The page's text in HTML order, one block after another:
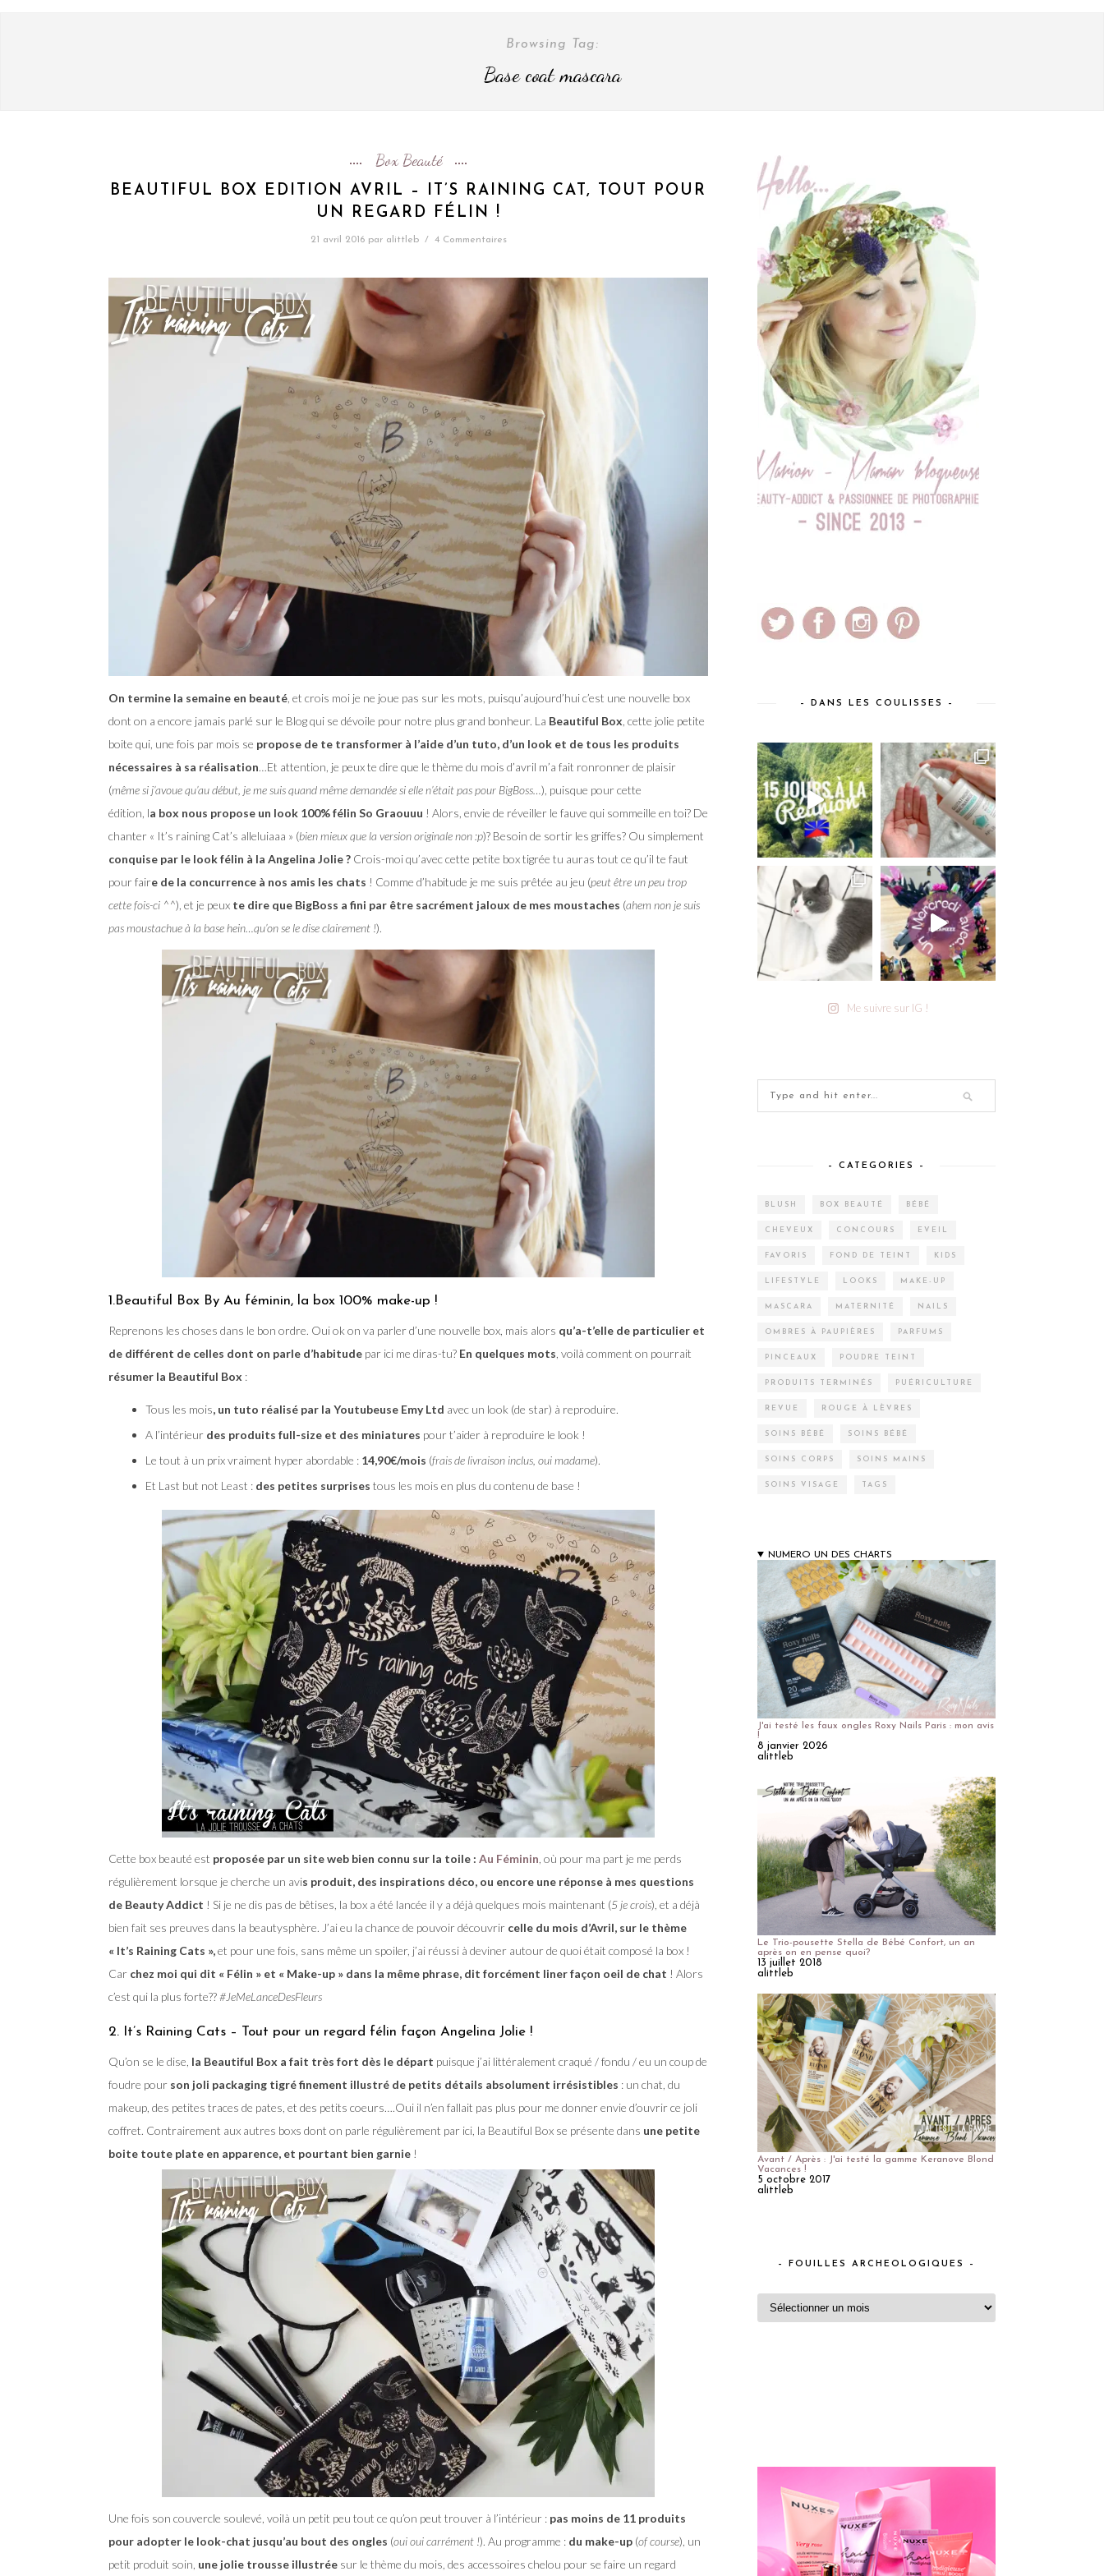
Browsing Tag:
Base coat mascara
Box Beauté
BEAUTIFUL BOX EDITION AVRIL – IT’S RAINING CAT, TOUT POUR
UN REGARD FÉLIN !
21 avril 2016 par alittleb / 4 Commentaires
On termine la semaine en beauté , et crois moi je ne joue pas sur les mots, puisqu’aujourd’hui c’est une nouvelle box
dont on a encore jamais parlé sur le Blog qui se dévoile pour notre plus grand bonheur. La Beautiful Box , cette jolie petite
boite qui, une fois par mois se propose de te transformer à l’aide d’un tuto, d’un look et de tous les produits
nécessaires à sa réalisation…Et attention, je peux te dire que le thème du mois d’avril m’a fait ronronner de plaisir
(même si j’avoue qu’au début, je me suis quand même demandée si elle n’était pas pour BigBoss…), puisque pour cette
édition, la box nous propose un look 100% félin So Graouuu ! Alors, envie de réveiller le fauve qui sommeille en toi? De
chanter « It’s raining Cat’s alleluiaaa » (bien mieux que la version originale non :p)? Besoin de sortir les griffes? Ou simplement
conquise par le look félin à la Angelina Jolie ? Crois-moi qu’avec cette petite box tigrée tu auras tout ce qu’il te faut
pour faire de la concurrence à nos amis les chats ! Comme d’habitude je me suis prêtée au jeu (peut être un peu trop
cette fois-ci ^^), et je peux te dire que BigBoss a fini par être sacrément jaloux de mes moustaches (ahem non je suis
pas moustachue à la base hein…qu’on se le dise clairement !).
1.Beautiful Box By Au féminin, la box 100% make-up !
Reprenons les choses dans le bon ordre. Oui ok on va parler d’une nouvelle box, mais alors qu’a-t’elle de particulier et
de différent de celles dont on parle d’habitude par ici me diras-tu? En quelques mots , voilà comment on pourrait
résumer la Beautiful Box :
Tous les mois, un tuto réalisé par la Youtubeuse Emy Ltd avec un look (de star) à reproduire.
A l’intérieur des produits full-size et des miniatures pour t’aider à reproduire le look !
Le tout à un prix vraiment hyper abordable : 14,90€/mois (frais de livraison inclus, oui madame).
Et Last but not Least : des petites surprises tous les mois en plus du contenu de base !
Cette box beauté est proposée par un site web bien connu sur la toile : Au Féminin , où pour ma part je me perds
régulièrement lorsque je cherche un avis produit, des inspirations déco, ou encore une réponse à mes questions
de Beauty Addict ! Si je ne dis pas de bêtises, la box a été lancée il y a déjà quelques mois maintenant (5 je crois), et a déjà
bien fait ses preuves dans la beautysphère. J’ai eu la chance de pouvoir découvrir celle du mois d’Avril, sur le thème
« It’s Raining Cats »,et pour une fois, sans même un spoiler, j’ai réussi à deviner autour de quoi était composé la box !
Car chez moi qui dit « Félin » et « Make-up » dans la même phrase, dit forcément liner façon oeil de chat ! Alors
c’est qui la plus forte??#JeMeLanceDesFleurs
2. It’s Raining Cats – Tout pour un regard félin façon Angelina Jolie !
Qu’on se le dise, la Beautiful Box a fait très fort dès le départ puisque j’ai littéralement craqué / fondu / eu un coup de
foudre pour son joli packaging tigré finement illustré de petits détails absolument irrésistibles : un chat, du
makeup, des petites traces de pates, et des petits coeurs….Oui il n’en fallait pas plus pour me donner envie d’ouvrir ce joli
coffret. Contrairement aux autres boxs dont on parle régulièrement par ici, la Beautiful Box se présente dans une petite
boite toute plate en apparence, et pourtant bien garnie !
Une fois son couvercle soulevé, voilà un petit peu tout ce qu’on peut trouver à l’intérieur : pas moins de 11 produits
pour adopter le look-chat jusqu’au bout des ongles (oui oui carrément !). Au programme : du make-up (of course), un
petit produit soin, une jolie trousse illustrée sur le thème du mois, des accessoires chelou pour se faire un regard
– DANS LES COULISSES –
Me suivre sur IG !
– CATEGORIES –
BLUSH BOX BEAUTÉ BÉBÉ
CHEVEUX CONCOURS EVEIL
FAVORIS FOND DE TEINT KIDS
LIFESTYLE LOOKS MAKE-UP
MASCARA MATERNITÉ NAILS
OMBRES À PAUPIÈRES PARFUMS
PINCEAUX POUDRE TEINT
PRODUITS TERMINÉS PUÉRICULTURE
REVUE ROUGE À LÈVRES
SOINS BÉBÉ SOINS BÉBÉ
SOINS CORPS SOINS MAINS
SOINS VISAGE TAGS
NUMERO UN DES CHARTS
J'ai testé les faux ongles Roxy Nails Paris : mon avis
!
8 janvier 2026
alittleb
Le Trio-pousette Stella de Bébé Confort, un an
après on en pense quoi?
13 juillet 2018
alittleb
Avant / Après : J'ai testé la gamme Keranove Blond
Vacances !
5 octobre 2017
alittleb
– FOUILLES ARCHEOLOGIQUES –